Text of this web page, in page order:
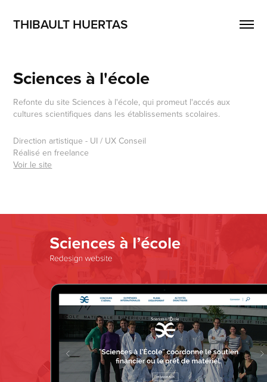
THIBAULT HUERTAS
Sciences à l'école
Refonte du site Sciences à l'école, qui promeut l'accés aux
cultures scientifiques dans les établissements scolaires.
Direction artistique - UI / UX Conseil
Réalisé en freelance
Voir le site